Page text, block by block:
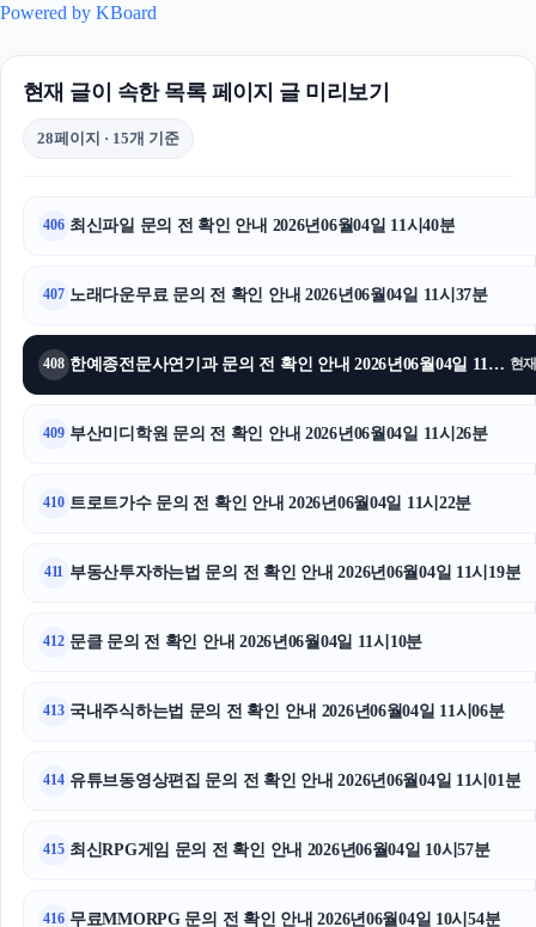
하남하수구막힘
서울암요양병원
흥신소
Powered by KBoard
현재 글이 속한 목록 페이지 글 미리보기
28페이지 · 15개 기준
406 최신파일 문의 전 확인 안내 2026년06월04일 11시40분
407 노래다운무료 문의 전 확인 안내 2026년06월04일 11시37분
408 한예종전문사연기과 문의 전 확인 안내 2026년06월04일 11시33분 현
409 부산미디학원 문의 전 확인 안내 2026년06월04일 11시26분
410 트로트가수 문의 전 확인 안내 2026년06월04일 11시22분
411 부동산투자하는법 문의 전 확인 안내 2026년06월04일 11시19분
412 문클 문의 전 확인 안내 2026년06월04일 11시10분
413 국내주식하는법 문의 전 확인 안내 2026년06월04일 11시06분
414 유튜브동영상편집 문의 전 확인 안내 2026년06월04일 11시01분
415 최신RPG게임 문의 전 확인 안내 2026년06월04일 10시57분
416 무료MMORPG 문의 전 확인 안내 2026년06월04일 10시54분